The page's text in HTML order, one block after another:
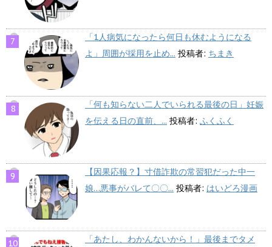
「1人病気になったら何日も休むようになる
よ」周囲が採用を止め... 投稿者: ちまき
「何も知らない二人でいられる最後の日」妊娠
を伝える日の直前、... 投稿者: ふくふく
【因果応報？】寸借詐欺の常習犯だった中一
娘…悪事がバレて〇〇... 投稿者: はいどろ漫画
「あたし、わかんないから！」最後までタメ